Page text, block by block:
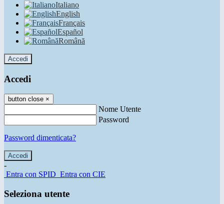
Italiano
English
Français
Español
Română
Accedi
Accedi
button close ×
Nome Utente
Password
Password dimenticata?
-
Entra con SPID Entra con CIE
Seleziona utente